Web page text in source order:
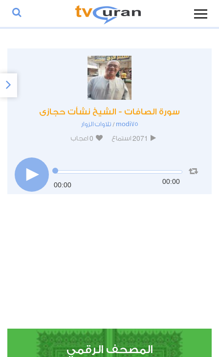
سورة الصافات - الشيخ نشأت حجازى
modi75
/ تلاوات الزوار
2071 استماع 0 اعجاب
00:00 00:00
المصحف الرقمي